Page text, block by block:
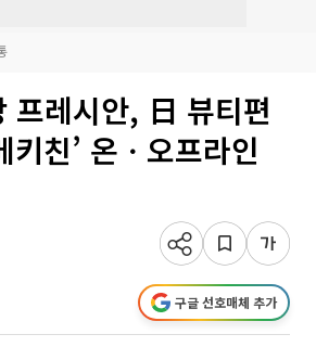
프레시안, 日 뷰티편
키친’ 온ㆍ오프라인
구글 선호매체 추가